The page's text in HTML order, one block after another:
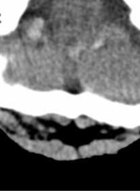
進行。
CT 掃描內容的神經網路
，大幅提高放射科
Services 上的 NVIDIA
業，而這套模型會分割出
自動測量 CT 掃描影像中
作業。